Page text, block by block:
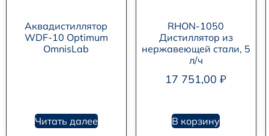
Аквадистиллятор
WDF-10 Optimum
OmnisLab
Читать далее
RHON-1050
Дистиллятор из
нержавеющей стали, 5
л/ч
17 751,00₽
В корзину